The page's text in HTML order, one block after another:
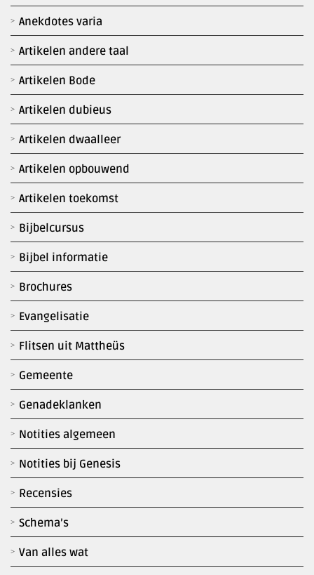
Anekdotes varia
Artikelen andere taal
Artikelen Bode
Artikelen dubieus
Artikelen dwaalleer
Artikelen opbouwend
Artikelen toekomst
Bijbelcursus
Bijbel informatie
Brochures
Evangelisatie
Flitsen uit Mattheüs
Gemeente
Genadeklanken
Notities algemeen
Notities bij Genesis
Recensies
Schema’s
Van alles wat